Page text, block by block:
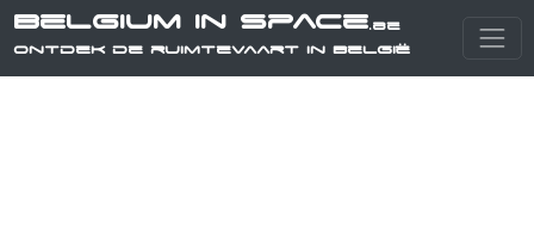
Belgium in Space.be
Ontdek de ruimtevaart in België